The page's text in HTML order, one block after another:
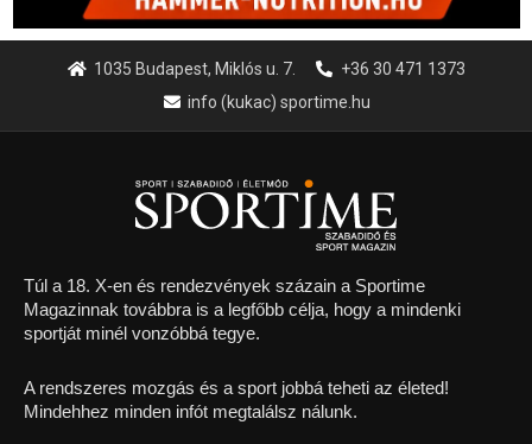
1035 Budapest, Miklós u. 7.
+36 30 471 1373
info (kukac) sportime.hu
Túl a 18. X-en és rendezvények százain a Sportime
Magazinnak továbbra is a legfőbb célja, hogy a mindenki
sportját minél vonzóbbá tegye.
A rendszeres mozgás és a sport jobbá teheti az életed!
Mindehhez minden infót megtalálsz nálunk.